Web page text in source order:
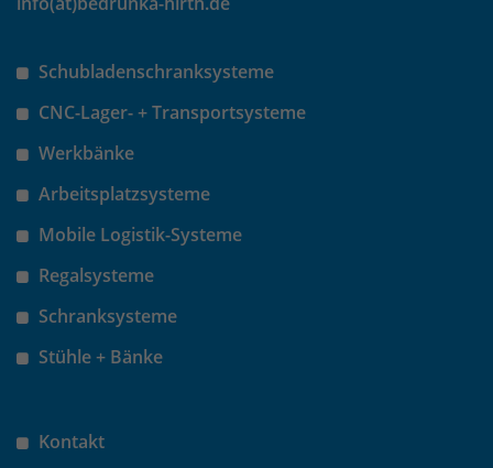
Schubladenschranksysteme
CNC-Lager- + Transportsysteme
Werkbänke
Arbeitsplatzsysteme
Mobile Logistik-Systeme
Regalsysteme
Schranksysteme
Stühle + Bänke
Kontakt